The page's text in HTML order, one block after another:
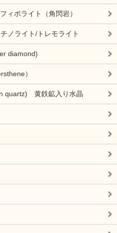
ィボライト（角閃岩）
ノライト/トレモライト
diamond)
）
quartz) 黄鉄鉱入り水晶